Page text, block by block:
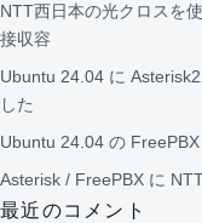
NTT西日本の光クロスを
接収容
Ubuntu 24.04 に
した
Ubuntu 24.04 の
Asterisk / FreePBX に
最近のコメント